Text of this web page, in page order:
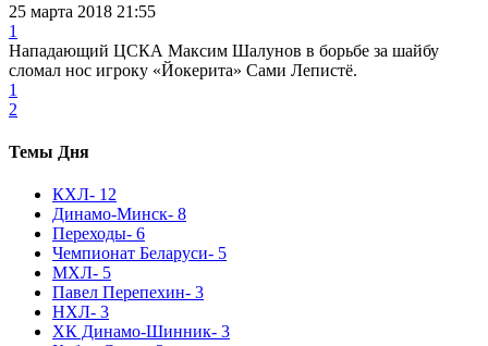
25 марта 2018 21:55
1
Нападающий ЦСКА Максим Шалунов в борьбе за шайбу
сломал нос игроку «Йокерита» Сами Лепистё.
1
2
Темы Дня
КХЛ- 12
Динамо-Минск- 8
Переходы- 6
Чемпионат Беларуси- 5
МХЛ- 5
Павел Перепехин- 3
НХЛ- 3
ХК Динамо-Шинник- 3